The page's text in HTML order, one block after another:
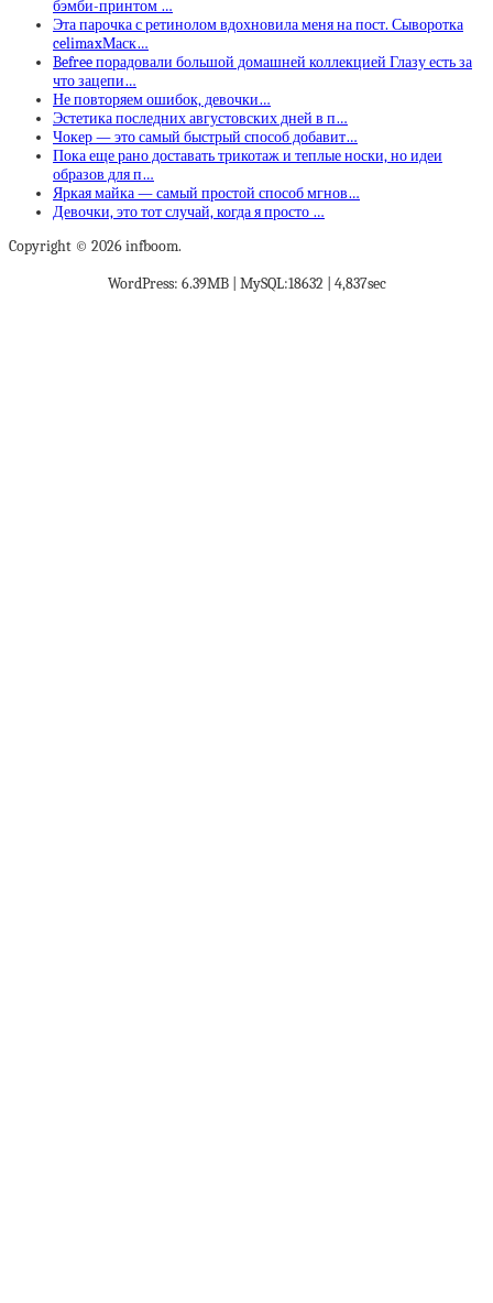
бэмби-принтом …
Эта парочка с ретинолом вдохновила меня на пост. Сыворотка
celimaxМаск…
Befree порадовали большой домашней коллекцией Глазу есть за
что зацепи…
Не повторяем ошибок, девочки…
Эстетика последних августовских дней в п…
Чокер — это самый быстрый способ добавит…
Пока еще рано доставать трикотаж и теплые носки, но идеи
образов для п…
Яркая майка — самый простой способ мгнов…
Девочки, это тот случай, когда я просто …
Copyright © 2026 infboom.
WordPress: 6.39MB | MySQL:18632 | 4,837sec